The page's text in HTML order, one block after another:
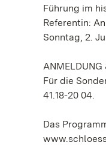
Führung im
Referentin:
Sonntag, 2.
ANMELDUNG
Für die
41.18-20 04.
Das